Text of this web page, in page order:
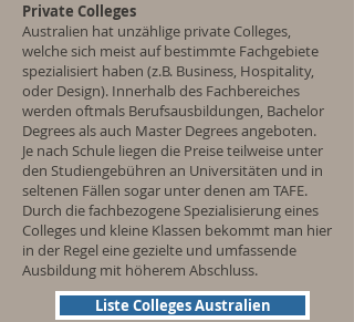
Private Colleges
Australien hat unzählige private Colleges,
welche sich meist auf bestimmte Fachgebiete
spezialisiert haben (z.B. Business, Hospitality,
oder Design). Innerhalb des Fachbereiches
werden oftmals Berufsausbildungen, Bachelor
Degrees als auch Master Degrees angeboten.
Je nach Schule liegen die Preise teilweise unter
den Studiengebühren an Universitäten und in
seltenen Fällen sogar unter denen am TAFE.
Durch die fachbezogene Spezialisierung eines
Colleges und kleine Klassen bekommt man hier
in der Regel eine gezielte und umfassende
Ausbildung mit höherem Abschluss.
Liste Colleges Australien